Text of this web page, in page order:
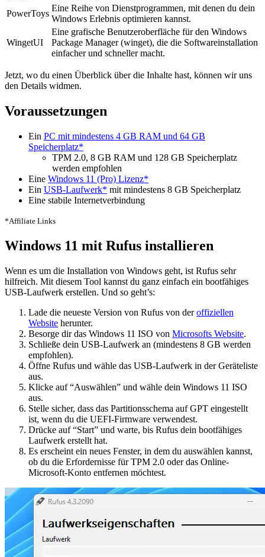
PowerToys
Eine Reihe von Dienstprogrammen, mit denen du dein
Windows Erlebnis optimieren kannst.
WingetUI
Eine grafische Benutzeroberfläche für den Windows
Package Manager (winget), die die Softwareinstallation
einfacher und schneller macht.
Jetzt, wo du einen Überblick über die Inhalte hast, können wir uns
den Details widmen.
Voraussetzungen
Ein PC mit mindestens 4 GB RAM und 64 GB
Speicherplatz*
TPM 2.0, 8 GB RAM und 128 GB Speicherplatz
werden empfohlen
Eine Windows 11 (Pro) Lizenz*
Ein USB-Laufwerk* mit mindestens 8 GB Speicherplatz
Eine stabile Internetverbindung
*Affiliate Links
Windows 11 mit Rufus installieren
Wenn es um die Installation von Windows geht, ist Rufus sehr
hilfreich. Mit diesem Tool kannst du ganz einfach ein bootfähiges
USB-Laufwerk erstellen. Und so geht’s:
Lade die neueste Version von Rufus von deroffiziellen
Website herunter.
Besorge dir das Windows 11 ISO von Microsofts Website.
Schließe dein USB-Laufwerk an (mindestens 8 GB werden
empfohlen).
Öffne Rufus und wähle das USB-Laufwerk in der Geräteliste
aus.
Klicke auf “Auswählen” und wähle dein Windows 11 ISO
aus.
Stelle sicher, dass das Partitionsschema auf GPT eingestellt
ist, wenn du die UEFI-Firmware verwendest.
Drücke auf “Start” und warte, bis Rufus dein bootfähiges
Laufwerk erstellt hat.
Es erscheint ein neues Fenster, in dem du auswählen kannst,
ob du die Erfordernisse für TPM 2.0 oder das Online-
Microsoft-Konto entfernen möchtest.